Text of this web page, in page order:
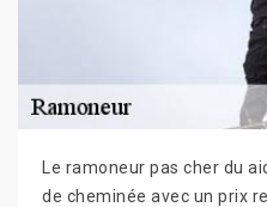
Le ramoneur pas cher du
de cheminée avec un prix